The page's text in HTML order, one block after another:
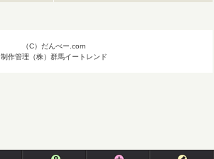
（C）だんべー.com
制作管理（株）群馬イートレンド